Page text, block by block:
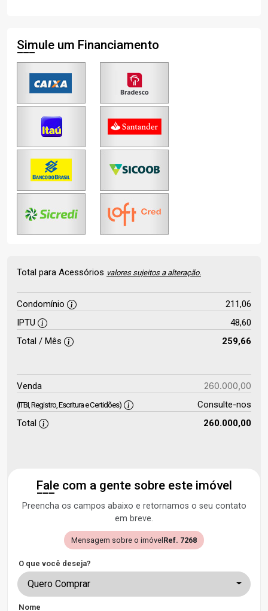
Simule um Financiamento
Total para Acessórios valores sujeitos a alteração.
Condomínio
211,06
IPTU
48,60
Total / Mês
259,66
Venda 260.000,00
(ITBI, Registro, Escritura e Certidões)
Consulte-nos
Total
260.000,00
Fale com a gente sobre este imóvel
Preencha os campos abaixo e retornamos o seu contato
em breve.
Mensagem sobre o imóvelRef. 7268
O que você deseja?
Quero Comprar
Nome